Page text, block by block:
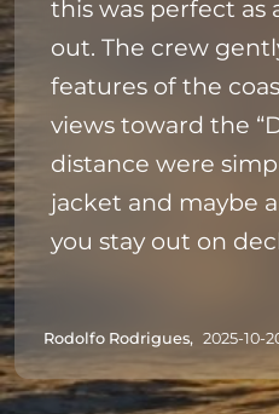
this was perfect as
out. The crew
features of the
views toward the
distance were
jacket and maybe
you stay out on
Rodolfo Rodrigues, 2025-10-